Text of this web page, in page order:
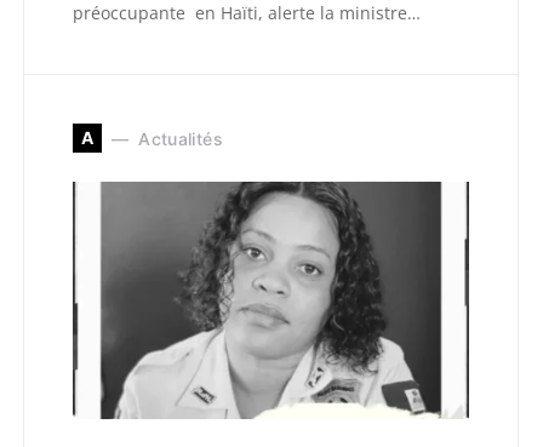
préoccupante en Haïti, alerte la ministre…
A Actualités